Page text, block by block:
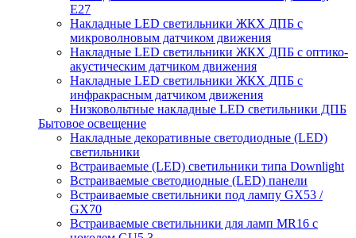
Е27
Накладные LED светильники ЖКХ ДПБ с
микроволновым датчиком движения
Накладные LED светильники ЖКХ ДПБ с оптико-
акустическим датчиком движения
Накладные LED светильники ЖКХ ДПБ с
инфракрасным датчиком движения
Низковольтные накладные LED светильники ДПБ
Бытовое освещение
Накладные декоративные светодиодные (LED)
светильники
Встраиваемые (LED) светильники типа Downlight
Встраиваемые светодиодные (LED) панели
Встраиваемые светильники под лампу GX53 /
GX70
Встраиваемые светильники для ламп MR16 с